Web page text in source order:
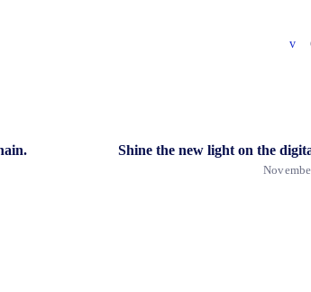
Shine the new light on the